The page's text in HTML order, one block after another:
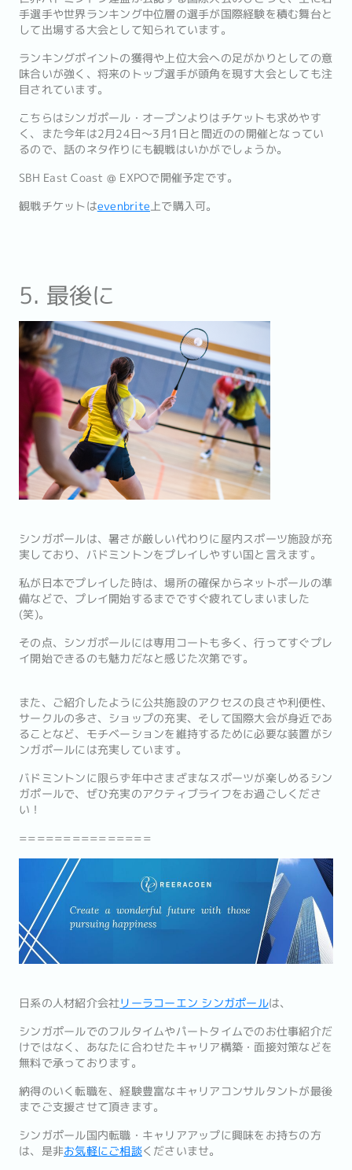
手選手や世界ランキング中位層の選手が国際経験を積む舞台と
して出場する大会として知られています。
ランキングポイントの獲得や上位大会への足がかりとしての意
味合いが強く、将来のトップ選手が頭角を現す大会としても注
目されています。
こちらはシンガポール・オープンよりはチケットも求めやす
く、また今年は2月24日〜3月1日と間近のの開催となってい
るので、話のネタ作りにも観戦はいかがでしょうか。
SBH East Coast @ EXPOで開催予定です。
観戦チケットはevenbrite上で購入可。
5. 最後に
シンガポールは、暑さが厳しい代わりに屋内スポーツ施設が充
実しており、バドミントンをプレイしやすい国と言えます。
私が日本でプレイした時は、場所の確保からネットポールの準
備などで、プレイ開始するまでですぐ疲れてしまいました
(笑)。
その点、シンガポールには専用コートも多く、行ってすぐプレ
イ開始できるのも魅力だなと感じた次第です。
また、ご紹介したように公共施設のアクセスの良さや利便性、
サークルの多さ、ショップの充実、そして国際大会が身近であ
ることなど、モチベーションを維持するために必要な装置がシ
ンガポールには充実しています。
バドミントンに限らず年中さまざまなスポーツが楽しめるシン
ガポールで、ぜひ充実のアクティブライフをお過ごしくださ
い！
===============
日系の人材紹介会社リーラコーエン シンガポールは、
シンガポールでのフルタイムやパートタイムでのお仕事紹介だ
けではなく、あなたに合わせたキャリア構築・面接対策などを
無料で承っております。
納得のいく転職を、経験豊富なキャリアコンサルタントが最後
までご支援させて頂きます。
シンガポール国内転職・キャリアアップに興味をお持ちの方
は、是非お気軽にご相談くださいませ。